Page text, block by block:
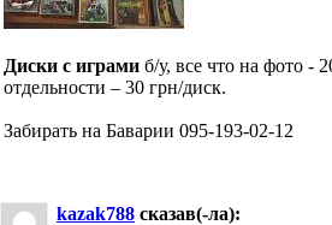
Диски с играми б/у, все что на фото -
отдельности – 30 грн/диск.
Забирать на Баварии 095-193-02-12
kazak788 сказав(-ла):